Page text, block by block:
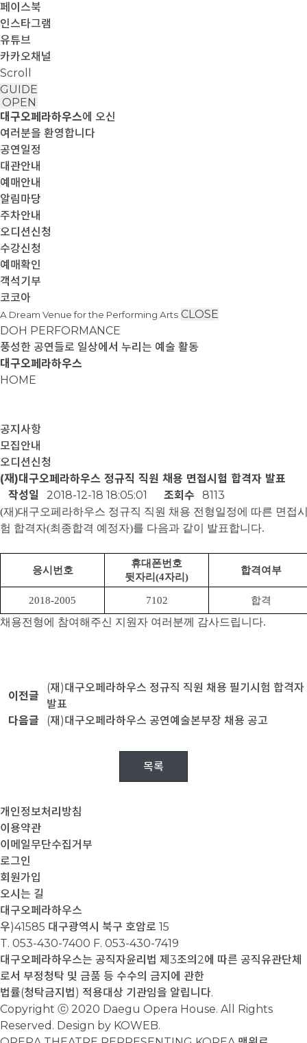
페이스북
인스타그램
유튜브
카카오채널
Scroll
GUIDE
OPEN
대구오페라하우스에 오신
여러분을 환영합니다
공연일정
대관안내
예매안내
알림마당
주차안내
오디션신청
수강신청
예매확인
객석기부
코코아
A Dream Venue for the Performing Arts CLOSE
DOH PERFORMANCE
풍성한 공연들로 일상에서 누리는 예술 활동
대구오페라하우스
HOME
공지사항
모집안내
오디션신청
(재)대구오페라하우스 정규직 직원 채용 면접시험 합격자 발표
작성일
2018-12-18 18:05:01 조회수 8113
(재)대구오페라하우스 정규직 직원 채용 전형일정에 따른 면접
험 합격자(최종합격 예정자)를 다음과 같이 발표합니다.
응시번호
휴대폰번호
뒷자리 (4자리 )
합격여부
2018-2005 7102 합격
채용전형에 참여해주신 지원자 여러분께 감사드립니다.
이전글
(재)대구오페라하우스 정규직 직원 채용 필기시험 합격자
발표
다음글
(재)대구오페라하우스 공연예술본부장 채용 공고
목록
개인정보처리방침
이용약관
이메일무단수집거부
로그인
회원가입
오시는 길
대구오페라하우스
우)41585 대구광역시 북구 호암로 15
T. 053-430-7400 F. 053-430-7419
대구오페라하우스는 공직자윤리법 제3조의2에 따른 공직유관단체
로서 부정청탁 및 금품 등 수수의 금지에 관한
법률(청탁금지법) 적용대상 기관임을 알립니다.
Copyright ⓒ 2020 Daegu Opera House. All Rights
Reserved. Design by KOWEB.